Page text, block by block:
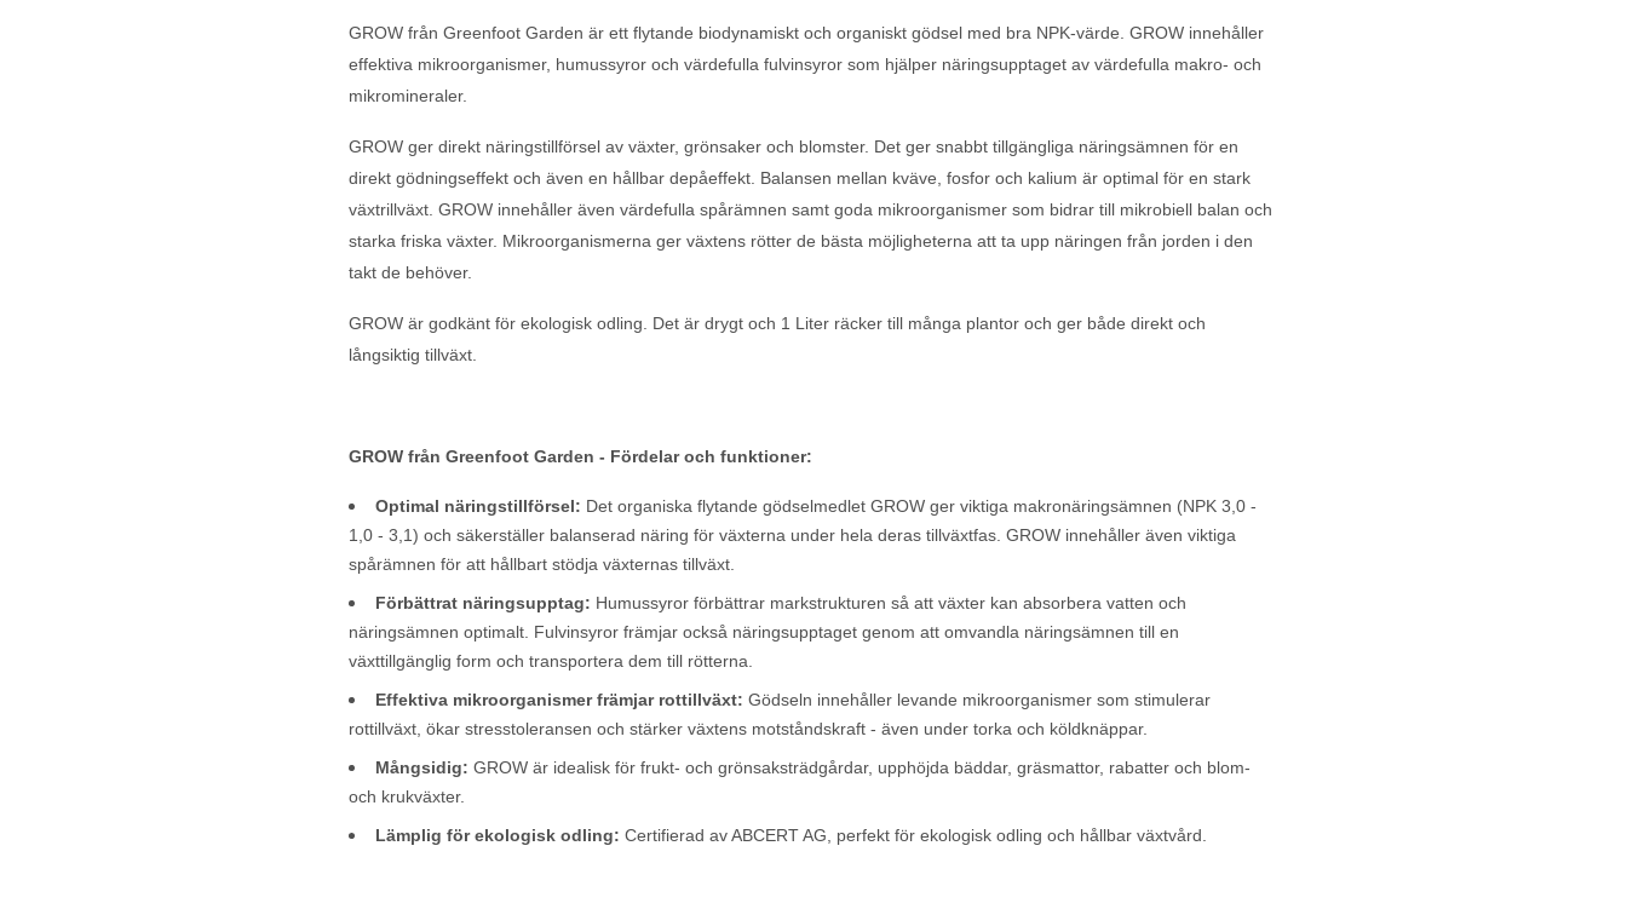
GROW från Greenfoot Garden är ett flytande biodynamiskt och organiskt gödsel med bra NPK-värde. GROW innehåller
effektiva mikroorganismer, humussyror och värdefulla fulvinsyror som hjälper näringsupptaget av värdefulla makro- och
mikromineraler.
GROW ger direkt näringstillförsel av växter, grönsaker och blomster. Det ger snabbt tillgängliga näringsämnen för en
direkt gödningseffekt och även en hållbar depåeffekt. Balansen mellan kväve, fosfor och kalium är optimal för en stark
växtrillväxt. GROW innehåller även värdefulla spårämnen samt goda mikroorganismer som bidrar till mikrobiell balan och
starka friska växter. Mikroorganismerna ger växtens rötter de bästa möjligheterna att ta upp näringen från jorden i den
takt de behöver.
GROW är godkänt för ekologisk odling. Det är drygt och 1 Liter räcker till många plantor och ger både direkt och
långsiktig tillväxt.
GROW från Greenfoot Garden - Fördelar och funktioner:
Optimal näringstillförsel: Det organiska flytande gödselmedlet GROW ger viktiga makronäringsämnen (NPK 3,0 -
1,0 - 3,1) och säkerställer balanserad näring för växterna under hela deras tillväxtfas. GROW innehåller även viktiga
spårämnen för att hållbart stödja växternas tillväxt.
Förbättrat näringsupptag: Humussyror förbättrar markstrukturen så att växter kan absorbera vatten och
näringsämnen optimalt. Fulvinsyror främjar också näringsupptaget genom att omvandla näringsämnen till en
växttillgänglig form och transportera dem till rötterna.
Effektiva mikroorganismer främjar rottillväxt: Gödseln innehåller levande mikroorganismer som stimulerar
rottillväxt, ökar stresstoleransen och stärker växtens motståndskraft - även under torka och köldknäppar.
Mångsidig: GROW är idealisk för frukt- och grönsaksträdgårdar, upphöjda bäddar, gräsmattor, rabatter och blom-
och krukväxter.
Lämplig för ekologisk odling: Certifierad av ABCERT AG, perfekt för ekologisk odling och hållbar växtvård.